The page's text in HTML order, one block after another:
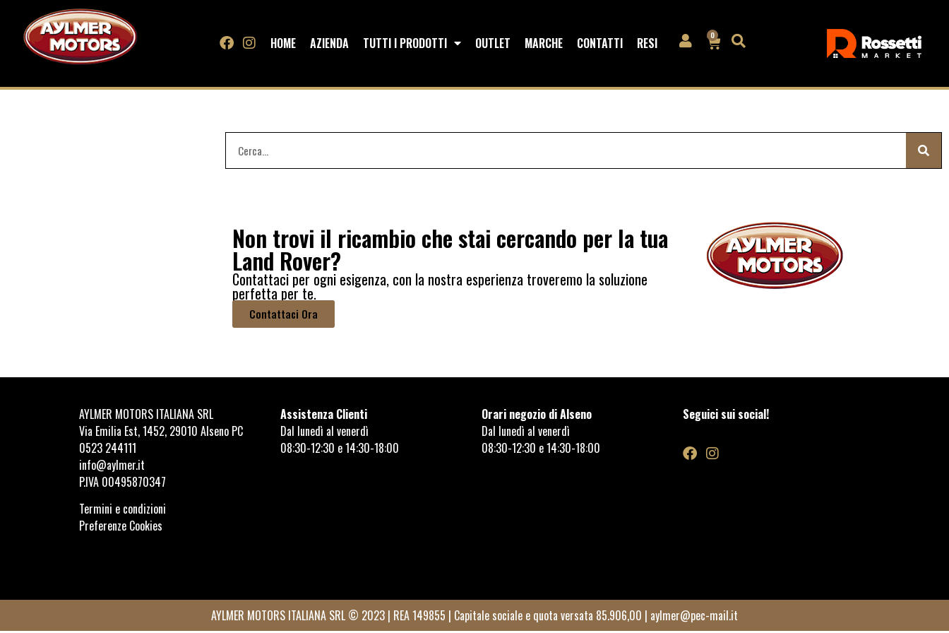
HOME AZIENDA TUTTI I PRODOTTI OUTLET MARCHE CONTATTI RESI 0
Non trovi il ricambio che stai cercando per la tua
Land Rover?
Contattaci per ogni esigenza, con la nostra esperienza troveremo la soluzione
perfetta per te.
Contattaci Ora
AYLMER MOTORS ITALIANA SRL
Via Emilia Est, 1452, 29010 Alseno PC
0523 244111
info@aylmer.it
P.IVA 00495870347
Termini e condizioni
Preferenze Cookies
Assistenza Clienti
Dal lunedì al venerdì
08:30-12:30 e 14:30-18:00
Orari negozio di Alseno
Dal lunedì al venerdì
08:30-12:30 e 14:30-18:00
Seguici sui social!
AYLMER MOTORS ITALIANA SRL © 2023 | REA 149855 | Capitale sociale e quota versata 85.906,00 | aylmer@pec-mail.it